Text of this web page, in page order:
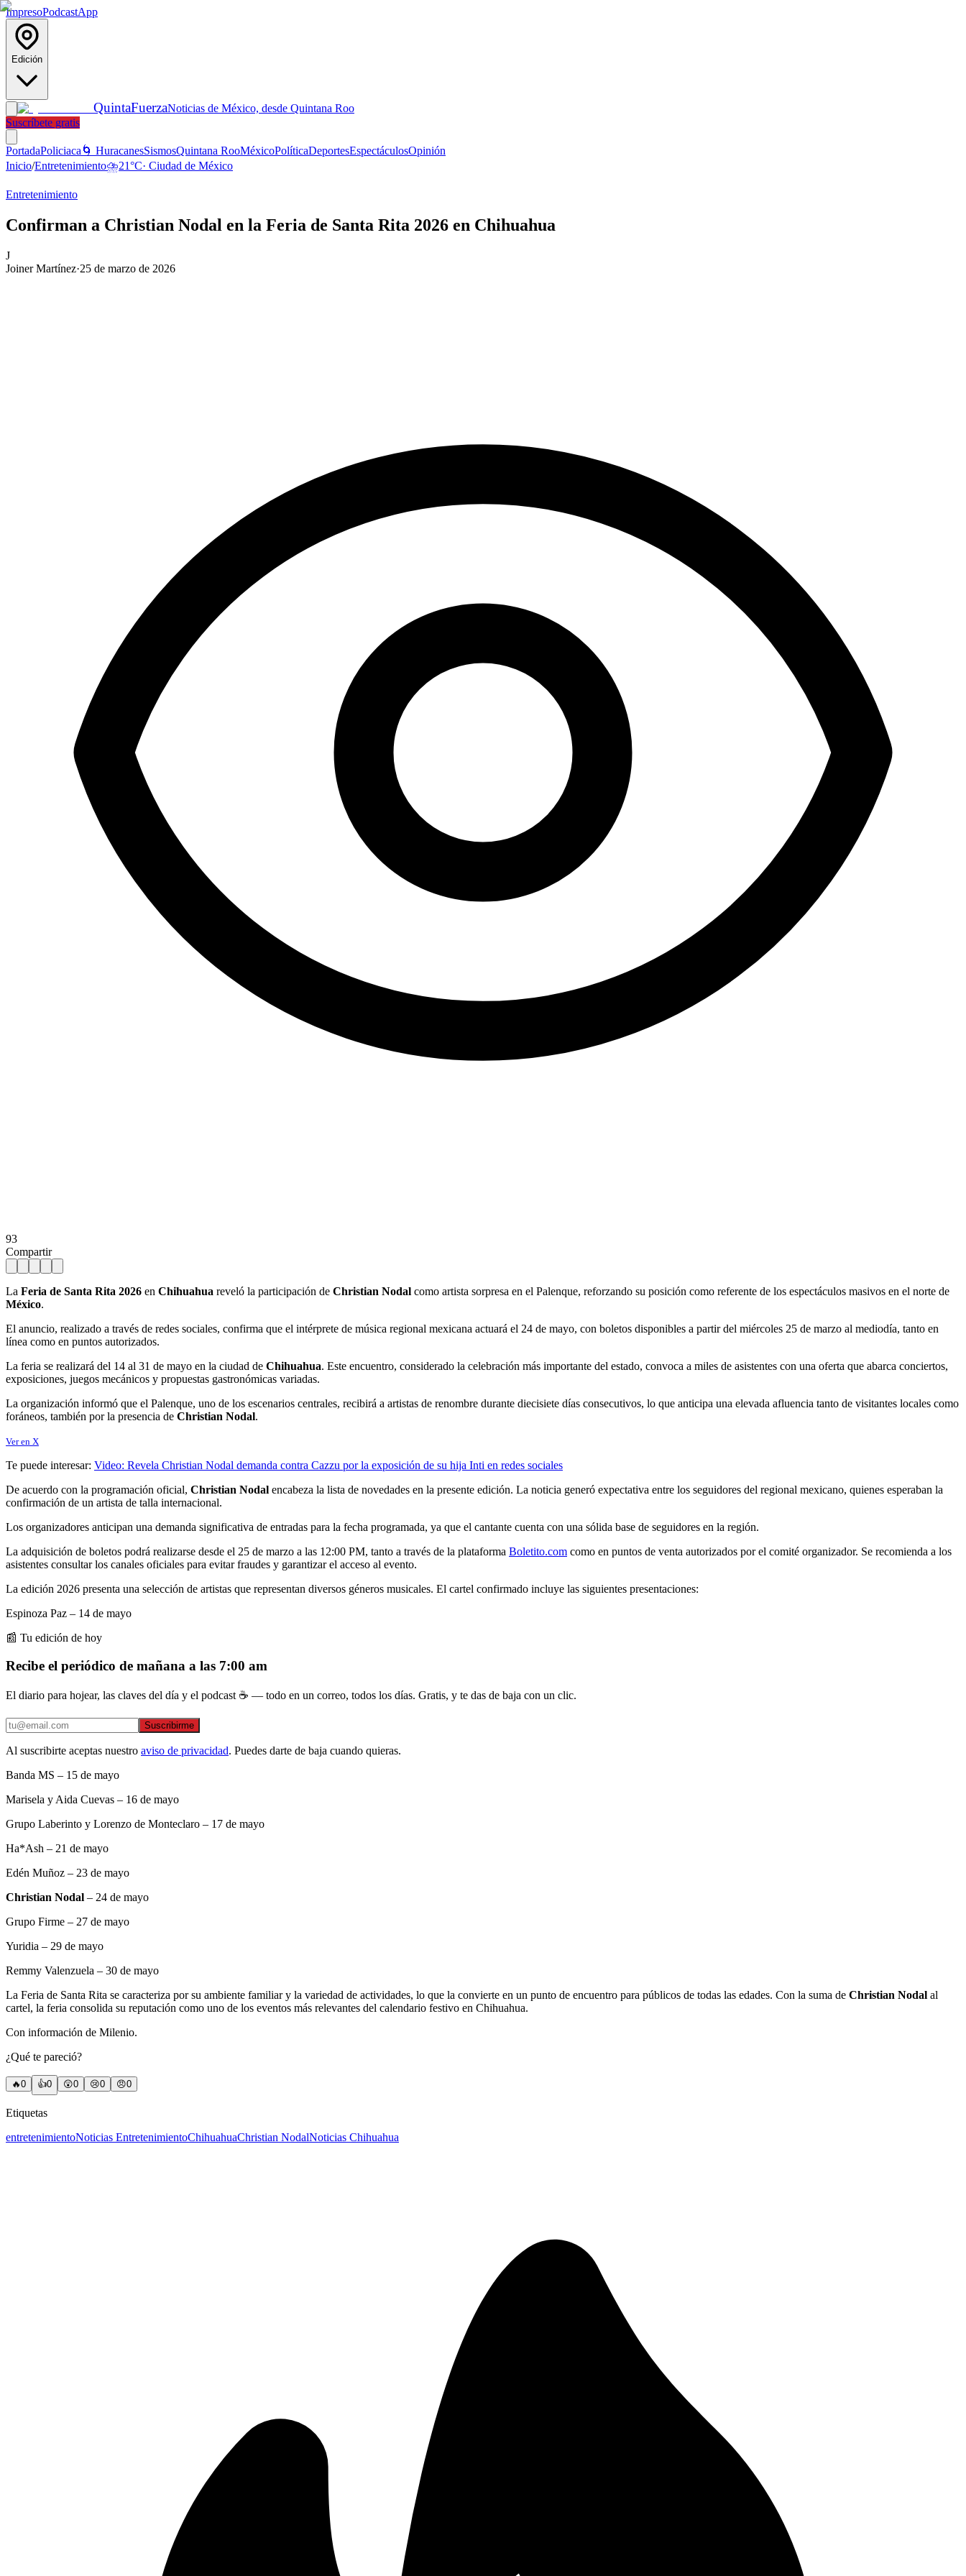
ImpresoPodcastApp
Edición
QuintaFuerzaNoticias de México, desde Quintana Roo
Suscríbete gratis
PortadaPoliciaca 🌀 HuracanesSismosQuintana RooMéxicoPolíticaDeportesEspectáculosOpinión
Inicio/Entretenimiento⛈️21°C· Ciudad de México
Entretenimiento
Confirman a Christian Nodal en la Feria de Santa Rita 2026 en Chihuahua
J
Joiner Martínez·25 de marzo de 2026
93
Compartir
La Feria de Santa Rita 2026 en Chihuahua reveló la participación de Christian Nodal como artista sorpresa en el Palenque, reforzando su posición como referente de los espectáculos masivos en el norte de
México.
El anuncio, realizado a través de redes sociales, confirma que el intérprete de música regional mexicana actuará el 24 de mayo, con boletos disponibles a partir del miércoles 25 de marzo al mediodía, tanto en
línea como en puntos autorizados.
La feria se realizará del 14 al 31 de mayo en la ciudad de Chihuahua. Este encuentro, considerado la celebración más importante del estado, convoca a miles de asistentes con una oferta que abarca conciertos,
exposiciones, juegos mecánicos y propuestas gastronómicas variadas.
La organización informó que el Palenque, uno de los escenarios centrales, recibirá a artistas de renombre durante diecisiete días consecutivos, lo que anticipa una elevada afluencia tanto de visitantes locales como
foráneos, también por la presencia de Christian Nodal.
Ver en X
Te puede interesar: Video: Revela Christian Nodal demanda contra Cazzu por la exposición de su hija Inti en redes sociales
De acuerdo con la programación oficial, Christian Nodal encabeza la lista de novedades en la presente edición. La noticia generó expectativa entre los seguidores del regional mexicano, quienes esperaban la
confirmación de un artista de talla internacional.
Los organizadores anticipan una demanda significativa de entradas para la fecha programada, ya que el cantante cuenta con una sólida base de seguidores en la región.
La adquisición de boletos podrá realizarse desde el 25 de marzo a las 12:00 PM, tanto a través de la plataforma Boletito.com como en puntos de venta autorizados por el comité organizador. Se recomienda a los
asistentes consultar los canales oficiales para evitar fraudes y garantizar el acceso al evento.
La edición 2026 presenta una selección de artistas que representan diversos géneros musicales. El cartel confirmado incluye las siguientes presentaciones:
Espinoza Paz – 14 de mayo
📰 Tu edición de hoy
Recibe el periódico de mañana a las 7:00 am
El diario para hojear, las claves del día y el podcast ☕ — todo en un correo, todos los días. Gratis, y te das de baja con un clic.
Suscribirme
Al suscribirte aceptas nuestro aviso de privacidad. Puedes darte de baja cuando quieras.
Banda MS – 15 de mayo
Marisela y Aida Cuevas – 16 de mayo
Grupo Laberinto y Lorenzo de Monteclaro – 17 de mayo
Ha*Ash – 21 de mayo
Edén Muñoz – 23 de mayo
Christian Nodal – 24 de mayo
Grupo Firme – 27 de mayo
Yuridia – 29 de mayo
Remmy Valenzuela – 30 de mayo
La Feria de Santa Rita se caracteriza por su ambiente familiar y la variedad de actividades, lo que la convierte en un punto de encuentro para públicos de todas las edades. Con la suma de Christian Nodal al
cartel, la feria consolida su reputación como uno de los eventos más relevantes del calendario festivo en Chihuahua.
Con información de Milenio.
¿Qué te pareció?
🔥0 👍0 😲0 😢0 😠0
Etiquetas
entretenimientoNoticias EntretenimientoChihuahuaChristian NodalNoticias Chihuahua